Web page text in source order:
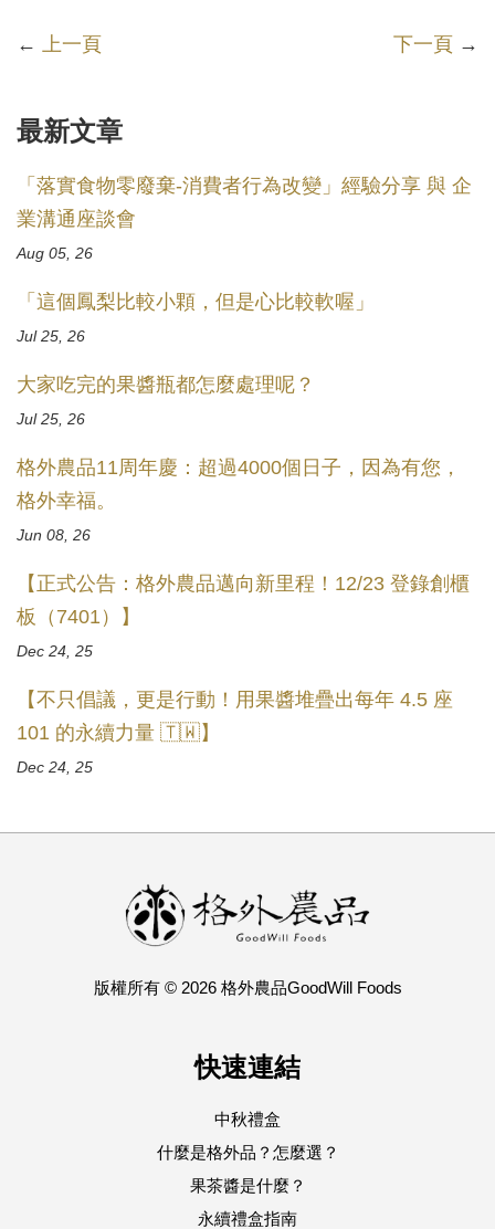
← 上一頁 下一頁 →
最新文章
「落實食物零廢棄-消費者行為改變」經驗分享 與 企
業溝通座談會
Aug 05, 26
「這個鳳梨比較小顆，但是心比較軟喔」
Jul 25, 26
大家吃完的果醬瓶都怎麼處理呢？
Jul 25, 26
格外農品11周年慶：超過4000個日子，因為有您，
格外幸福。
Jun 08, 26
【正式公告：格外農品邁向新里程！12/23 登錄創櫃
板（7401）】
Dec 24, 25
【不只倡議，更是行動！用果醬堆疊出每年 4.5 座
101 的永續力量 🇹🇼】
Dec 24, 25
版權所有 © 2026 格外農品GoodWill Foods
快速連結
中秋禮盒
什麼是格外品？怎麼選？
果茶醬是什麼？
永續禮盒指南